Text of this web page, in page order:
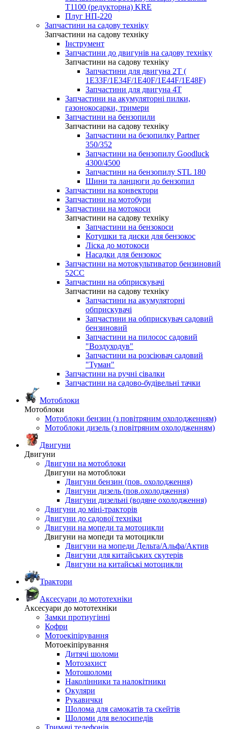
T1100 (редукторна) KRE
Плуг НП-220
Запчастини на садову техніку
Запчастини на садову техніку
Інструмент
Запчастини до двигунів на садову техніку
Запчастини на садову техніку
Запчастини для двигуна 2Т (
1Е33F/1E34F/1Е40F/1E44F/1Е48F)
Запчастини для двигуна 4Т
Запчастини на акумуляторні пилки,
газонокосарки, тримери
Запчастини на бензопили
Запчастини на садову техніку
Запчастини на безопилку Partner
350/352
Запчастини на бензопилу Goodluck
4300/4500
Запчастини на бензопилу STL 180
Шини та ланцюги до бензопил
Запчастини на конвектори
Запчастини на мотобури
Запчастини на мотокоси
Запчастини на садову техніку
Запчастини на бензокоси
Котушки та диски для бензокос
Ліска до мотокоси
Насадки для бензокос
Запчастини на мотокультиватор бензиновий
52СС
Запчастини на обприскувачі
Запчастини на садову техніку
Запчастини на акумуляторні
обприскувачі
Запчастини на обприскувач садовий
бензиновий
Запчастини на пилосос садовий
"Воздуходув"
Запчастини на розсіювач садовий
"Туман"
Запчастини на ручні сівалки
Запчастини на садово-будівельні тачки
Мотоблоки
Мотоблоки
Мотоблоки бензин (з повітряним охолодженням)
Мотоблоки дизель (з повітряним охолодженням)
Двигуни
Двигуни
Двигуни на мотоблоки
Двигуни на мотоблоки
Двигуни бензин (пов. охолодження)
Двигуни дизель (пов.охолодження)
Двигуни дизельні (водяне охолодження)
Двигуни до міні-тракторів
Двигуни до садової техніки
Двигуни на мопеди та мотоцикли
Двигуни на мопеди та мотоцикли
Двигуни на мопеди Дельта/Альфа/Актив
Двигуни для китайських скутерів
Двигуни на китайські мотоцикли
Трактори
Аксесуари до мототехніки
Аксесуари до мототехніки
Замки протиугінні
Кофри
Мотоекіпірування
Мотоекіпірування
Дитячі шоломи
Мотозахист
Мотошоломи
Наколінники та налокітники
Окуляри
Рукавички
Шолома для самокатів та скейтів
Шоломи для велосипедів
Тримачі телефонів